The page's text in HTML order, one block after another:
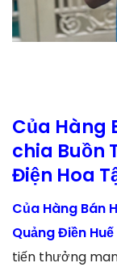
Của Hàng
chia Buồn
Điện Hoa
Của Hàng Bán
Quảng Điền
tiến thưởng